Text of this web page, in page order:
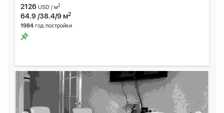
2126 USD / м2
64.9 /38.4/9 м2
1984 год постройки